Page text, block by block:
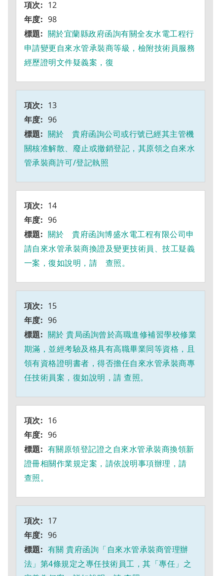
12
98
關於宜蘭縣政府函詢有關全友水電工程行
申請變更自來水管承裝商等級，檢附技術員服務
經歷證明文件疑義案，復
13
96
關於 貴府函詢公司或行號已經其主管機
關核准解散、廢止或撤銷登記，其原領之自來水
管承裝商許可/登記執照
14
96
關於 貴府函詢博盛水電工程有限公司申
請自來水管承裝商換證及變更技術員、技工疑義
一案，復如說明，請 查照。
15
96
關於 貴局函詢曾於高職進修補習學校修業
期滿，並經考驗及格具有高職畢業同等資格，且
領有資格證明書者，得否擔任自來水管承裝商專
任技術員案，復如說明，請 查照。
16
96
有關原領登記證之自來水管承裝商換領新
證冊相關作業規定案，請依說明事項辦理，請
查照。
17
96
有關 貴府函詢「自來水管承裝商管理辦
法」第4條規定之專任技術員工，其「專任」之